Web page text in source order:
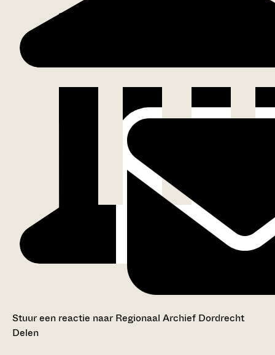
Stuur een reactie naar Regionaal Archief Dordrecht
Delen